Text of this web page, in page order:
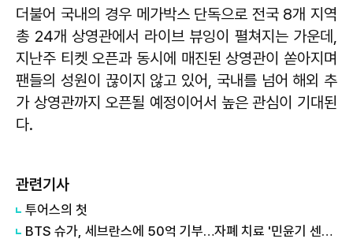
더불어 국내의 경우 메가박스 단독으로 전국 8개 지역
총 24개 상영관에서 라이브 뷰잉이 펼쳐지는 가운데,
지난주 티켓 오픈과 동시에 매진된 상영관이 쏟아지며
팬들의 성원이 끊이지 않고 있어, 국내를 넘어 해외 추
가 상영관까지 오픈될 예정이어서 높은 관심이 기대된
다.
관련기사
투어스의 첫
BTS 슈가, 세브란스에 50억 기부…자폐 치료 '민윤기 센터' 세운다